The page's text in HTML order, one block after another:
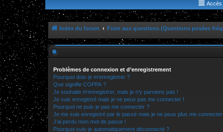
Accès
Index du forum Foire aux questions (Questions posées
Problèmes de connexion et d’enregistrement
Pourquoi dois-je m’enregistrer ?
Que signifie COPPA ?
Je souhaite m’enregistrer, mais je n’y parviens pas !
Je suis enregistré mais je ne peux pas me connecter !
Pourquoi ne puis-je pas me connecter ?
Je me suis enregistré par le passé mais je ne peux plus me connecter
J’ai perdu mon mot de passe !
Pourquoi suis-je automatiquement déconnecté ?